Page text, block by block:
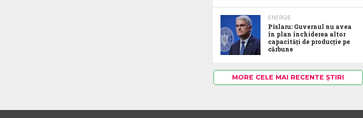
ENERGIE
Pîslaru: Guvernul nu avea
în plan închiderea altor
capacități de producție pe
cărbune
MORE CELE MAI RECENTE ȘTIRI